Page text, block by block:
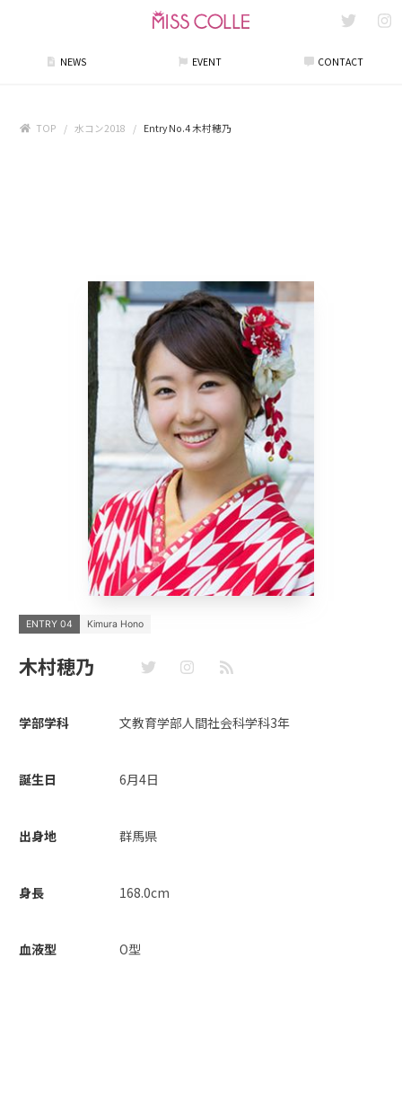
NEWS EVENT CONTACT
TOP 水コン2018 Entry No.4 木村穂乃
ENTRY 04 Kimura Hono
木村穂乃
学部学科 文教育学部人間社会科学科3年
誕生日 6月4日
出身地 群馬県
身長 168.0cm
血液型 O型